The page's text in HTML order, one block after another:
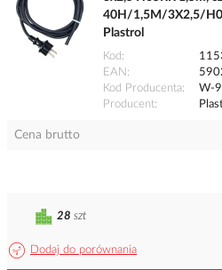
40H/1,5M/3X2,5/
Plastrol
Kod
EAN
Kod Producenta
W-
Producent
Cena brutto
Dodaj do porównania
28 szt